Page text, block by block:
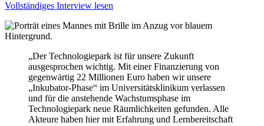
Vollständiges Interview lesen
„Der Technologiepark ist für unsere Zukunft
ausgesprochen wichtig. Mit einer Finanzierung von
gegenwärtig 22 Millionen Euro haben wir unsere
„Inkubator-Phase“ im Universitätsklinikum verlassen
und für die anstehende Wachstumsphase im
Technologiepark neue Räumlichkeiten gefunden. Alle
Akteure haben hier mit Erfahrung und Lernbereitschaft